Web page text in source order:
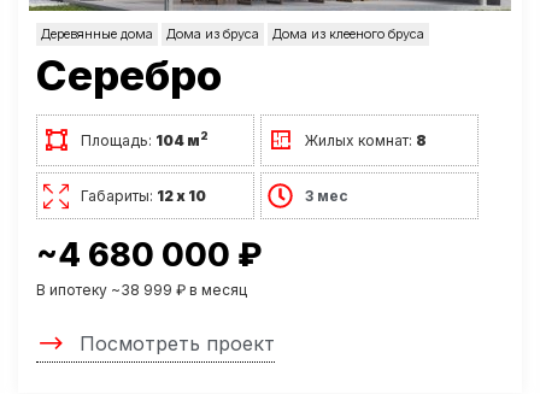
Деревянные дома Дома из бруса Дома из клееного бруса
Серебро
Площадь: 104 м2 Жилых комнат: 8
Габариты: 12 х 10 3 мес
~4 680 000 ₽
В ипотеку ~38 999 ₽ в месяц
Посмотреть проект